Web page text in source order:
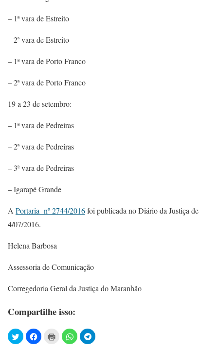
– 1ª vara de Estreito
– 2ª vara de Estreito
– 1ª vara de Porto Franco
– 2ª vara de Porto Franco
19 a 23 de setembro:
– 1ª vara de Pedreiras
– 2ª vara de Pedreiras
– 3ª vara de Pedreiras
– Igarapé Grande
A Portaria nº 2744/2016foi publicada no Diário da Justiça de
4/07/2016.
Helena Barbosa
Assessoria de Comunicação
Corregedoria Geral da Justiça do Maranhão
Compartilhe isso: